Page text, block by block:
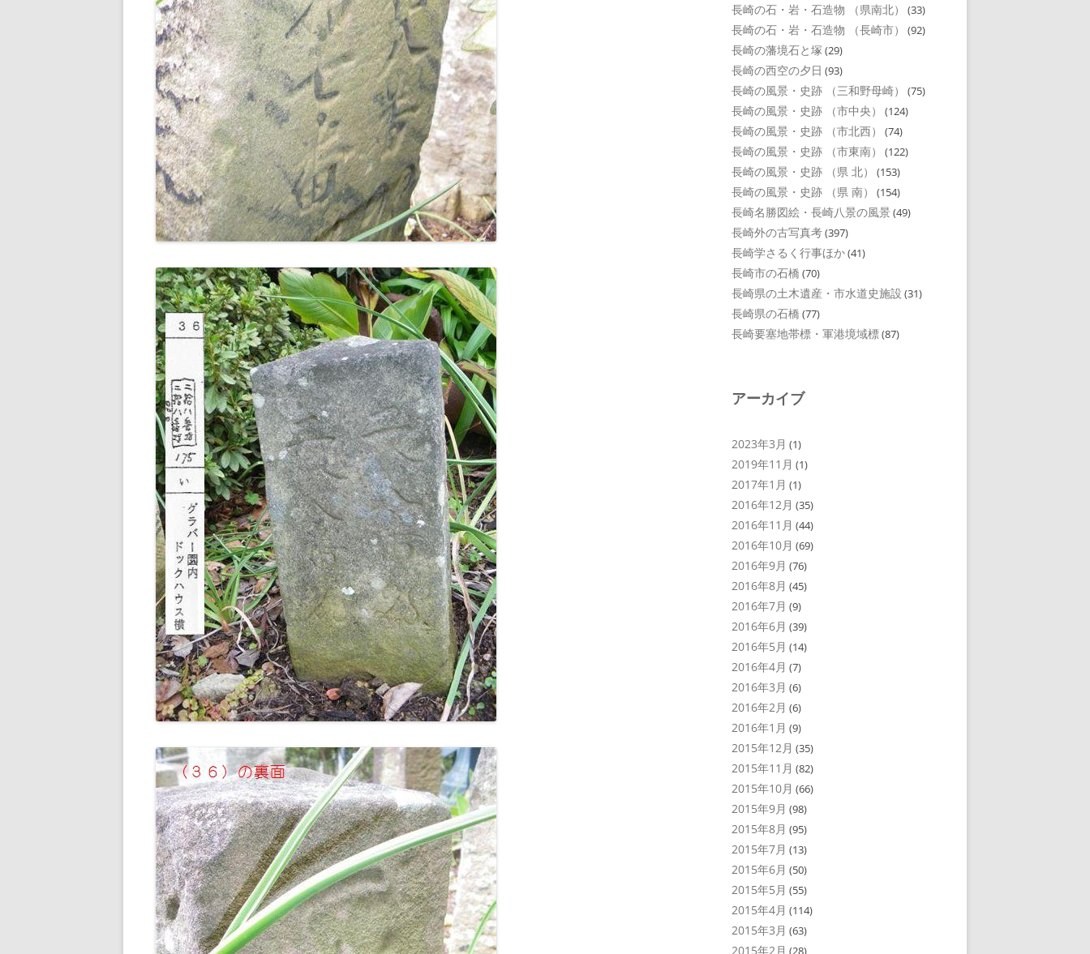
長崎の石・岩・石造物 （県南北） (33)
長崎の石・岩・石造物 （長崎市） (92)
長崎の藩境石と塚 (29)
長崎の西空の夕日 (93)
長崎の風景・史跡 （三和野母崎） (75)
長崎の風景・史跡 （市中央） (124)
長崎の風景・史跡 （市北西） (74)
長崎の風景・史跡 （市東南） (122)
長崎の風景・史跡 （県 北） (153)
長崎の風景・史跡 （県 南） (154)
長崎名勝図絵・長崎八景の風景 (49)
長崎外の古写真考(397)
長崎学さるく行事ほか(41)
長崎市の石橋 (70)
長崎県の土木遺産・市水道史施設 (31)
長崎県の石橋 (77)
長崎要塞地帯標・軍港境域標(87)
アーカイブ
2023年3月 (1)
2019年11月 (1)
2017年1月 (1)
2016年12月 (35)
2016年11月 (44)
2016年10月 (69)
2016年9月 (76)
2016年8月 (45)
2016年7月 (9)
2016年6月 (39)
2016年5月 (14)
2016年4月 (7)
2016年3月 (6)
2016年2月 (6)
2016年1月 (9)
2015年12月 (35)
2015年11月 (82)
2015年10月 (66)
2015年9月 (98)
2015年8月 (95)
2015年7月 (13)
2015年6月 (50)
2015年5月 (55)
2015年4月 (114)
2015年3月 (63)
2015年2月 (28)